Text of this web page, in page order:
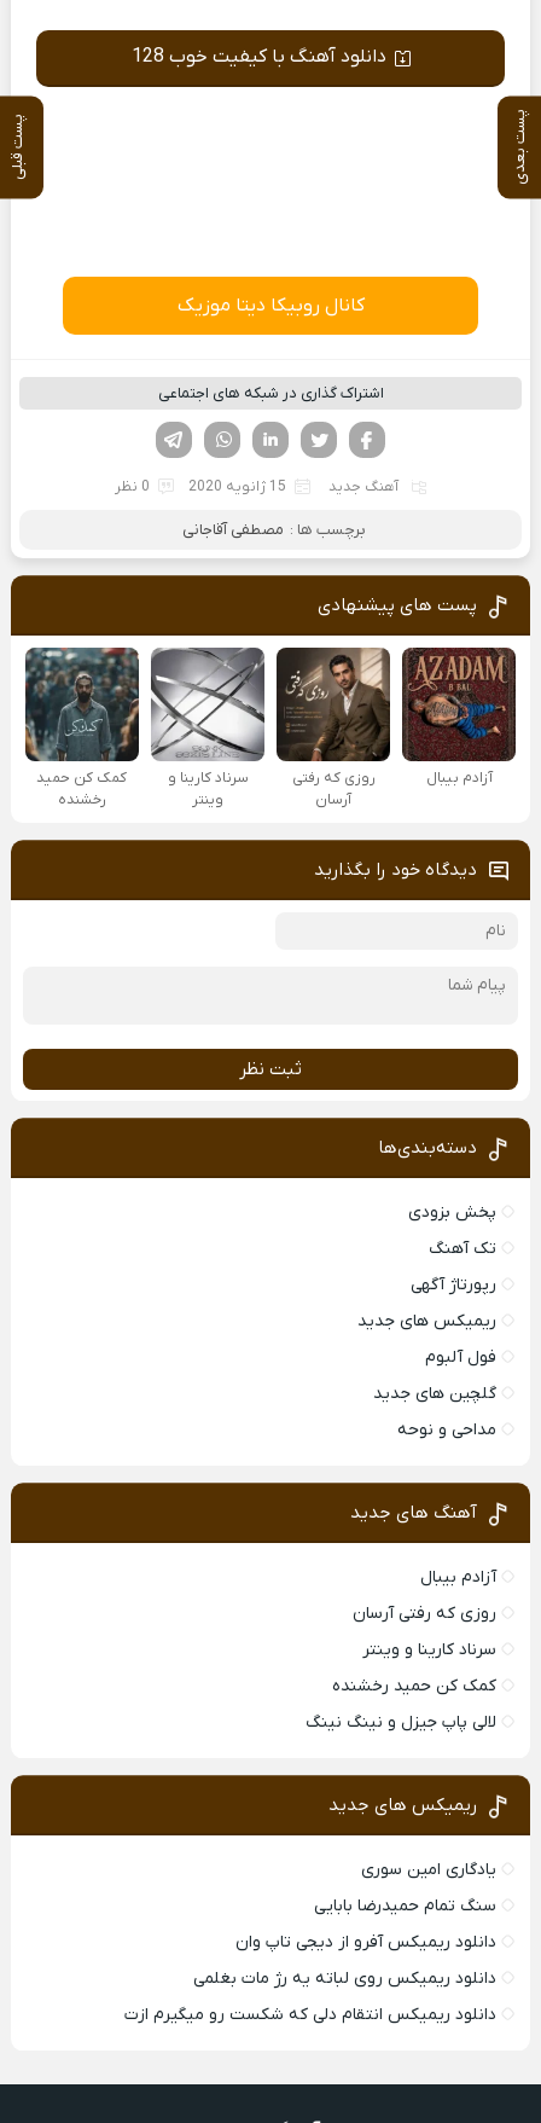
پست بعدی پست قبلی
دانلود آهنگ با کیفیت خوب 128
کانال روبیکا دیتا موزیک
اشتراک گذاری در شبکه های اجتماعی
لینکدین تویتر
فیسوک
آهنگ جدید 15 ژانویه 2020 0 نظر
برچسب ها : مصطفی آقاجانی
پست های پیشنهادی
آزادم بیبال
روزی که رفتی
آرسان
سرناد کارینا و
وینتر
کمک کن حمید
رخشنده
دیدگاه خود را بگذارید
ثبت نظر
دسته‌بندی‌ها
پخش بزودی
تک آهنگ
رپورتاژ آگهی
ریمیکس های جدید
فول آلبوم
گلچین های جدید
مداحی و نوحه
آهنگ های جدید
آزادم بیبال
روزی که رفتی آرسان
سرناد کارینا و وینتر
کمک کن حمید رخشنده
لالی پاپ جیزل و نینگ نینگ
ریمیکس های جدید
یادگاری امین سوری
سنگ تمام حمیدرضا بابایی
دانلود ریمیکس آفرو از ديجی تاپ وان
دانلود ریمیکس روی لباته یه رژ مات بغلمی
دانلود ریمیکس انتقام دلی که شکست رو میگیرم ازت